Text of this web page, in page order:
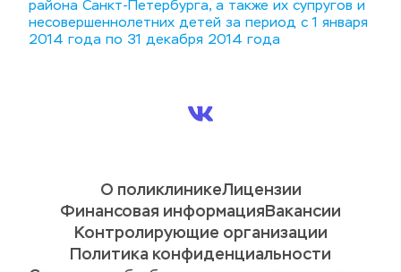
района Санкт-Петербурга, а также их супругов и
несовершеннолетних детей за период с 1 января
2014 года по 31 декабря 2014 года
О поликлиникеЛицензии
Финансовая информацияВакансии
Контролирующие организации
Политика конфиденциальности